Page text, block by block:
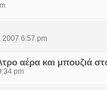
2007 6:57 pm
αέρα και μπουζιά
pm